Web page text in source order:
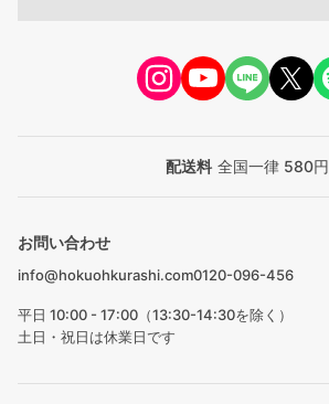
配送料 全国一律 580円
お問い合わせ
info@hokuohkurashi.com0120-096-456
平日 10:00 - 17:00（13:30-14:30を除く）
土日・祝日は休業日です